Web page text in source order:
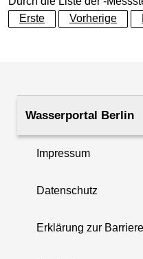
Erste
Vorherige
Wasserportal Berlin
Impressum
Datenschutz
Erklärung zur